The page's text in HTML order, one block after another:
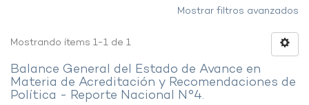
Mostrar filtros avanzados
Mostrando ítems 1-1 de 1
Balance General del Estado de Avance en
Materia de Acreditación y Recomendaciones de
Política - Reporte Nacional N°4.